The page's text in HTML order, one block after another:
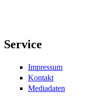
Service
Impressum
Kontakt
Mediadaten